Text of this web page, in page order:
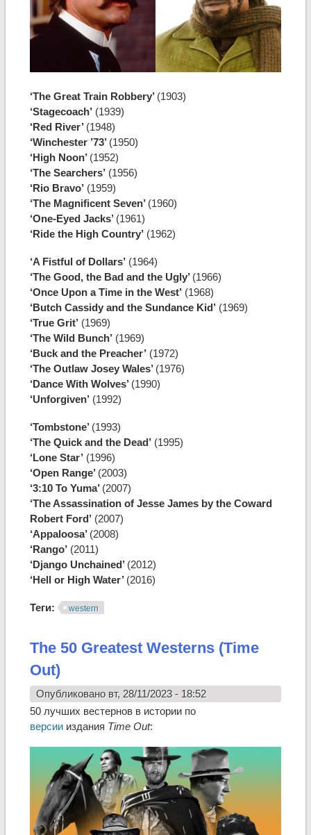
‘The Great Train Robbery’ (1903)
‘Stagecoach’(1939)
‘Red River’ (1948)
‘Winchester ’73’ (1950)
‘High Noon’ (1952)
‘The Searchers’(1956)
‘Rio Bravo’(1959)
‘The Magnificent Seven’ (1960)
‘One-Eyed Jacks’ (1961)
‘Ride the High Country’(1962)
‘A Fistful of Dollars’(1964)
‘The Good, the Bad and the Ugly’ (1966)
‘Once Upon a Time in the West’(1968)
‘Butch Cassidy and the Sundance Kid’(1969)
‘True Grit’(1969)
‘The Wild Bunch’(1969)
‘Buck and the Preacher’(1972)
‘The Outlaw Josey Wales’ (1976)
‘Dance With Wolves’ (1990)
‘Unforgiven’(1992)
‘Tombstone’ (1993)
‘The Quick and the Dead’(1995)
‘Lone Star’(1996)
‘Open Range’ (2003)
‘3:10 To Yuma’ (2007)
‘The Assassination of Jesse James by the Coward
Robert Ford’(2007)
‘Appaloosa’ (2008)
‘Rango’(2011)
‘Django Unchained’ (2012)
‘Hell or High Water’ (2016)
Теги: western
The 50 Greatest Westerns (Time
Out)
Опубликовано вт, 28/11/2023 - 18:52
50 лучших вестернов в истории по
версиииздания Time Out: